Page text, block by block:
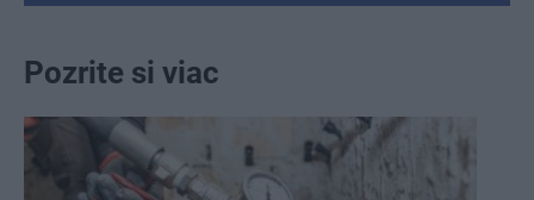
Pozrite si viac